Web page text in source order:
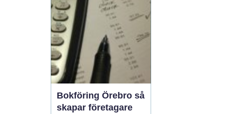
och lättskötta. Samtidigt
kan klimatet vara
utmanande med ...
Bokföring Örebro så
skapar företagare